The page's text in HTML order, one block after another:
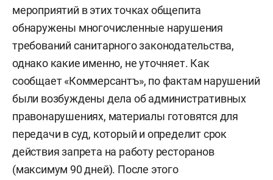
мероприятий в этих точках общепита
обнаружены многочисленные нарушения
требований санитарного законодательства,
однако какие именно, не уточняет. Как
сообщает «Коммерсантъ», по фактам нарушений
были возбуждены дела об административных
правонарушениях, материалы готовятся для
передачи в суд, который и определит срок
действия запрета на работу ресторанов
(максимум 90 дней). После этого